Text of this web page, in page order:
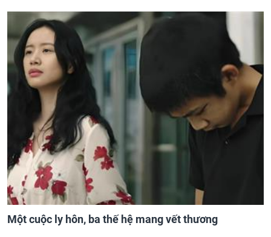
Một cuộc ly hôn, ba thế hệ mang vết thương